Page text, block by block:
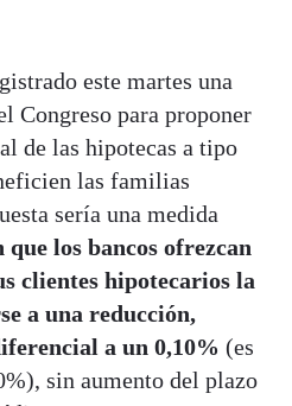
este martes una
Congreso para proponer
de las hipotecas a tipo
las familias
sería una medida
que los bancos ofrezcan
clientes hipotecarios la
a una reducción,
a un 0,10% (es
sin aumento del plazo